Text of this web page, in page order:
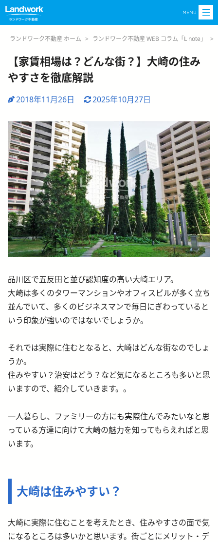
MENU
ランドワーク不動産 ホーム > ランドワーク不動産 WEB コラム「L note」 >
【家賃相場は？どんな街？】大崎の住み
やすさを徹底解説
2018年11月26日 2025年10月27日
品川区で五反田と並び認知度の高い大崎エリア。
大崎は多くのタワーマンションやオフィスビルが多く立ち
並んでいて、多くのビジネスマンで毎日にぎわっていると
いう印象が強いのではないでしょうか。
それでは実際に住むとなると、大崎はどんな街なのでしょ
うか。
住みやすい？治安はどう？など気になるところも多いと思
いますので、紹介していきます。。
一人暮らし、ファミリーの方にも実際住んでみたいなと思
っている方達に向けて大崎の魅力を知ってもらえればと思
います。
大崎は住みやすい？
大崎に実際に住むことを考えたとき、住みやすさの面で気
になるところは多いかと思います。街ごとにメリット・デ